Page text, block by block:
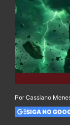
Por Cassiano
SIGA NO